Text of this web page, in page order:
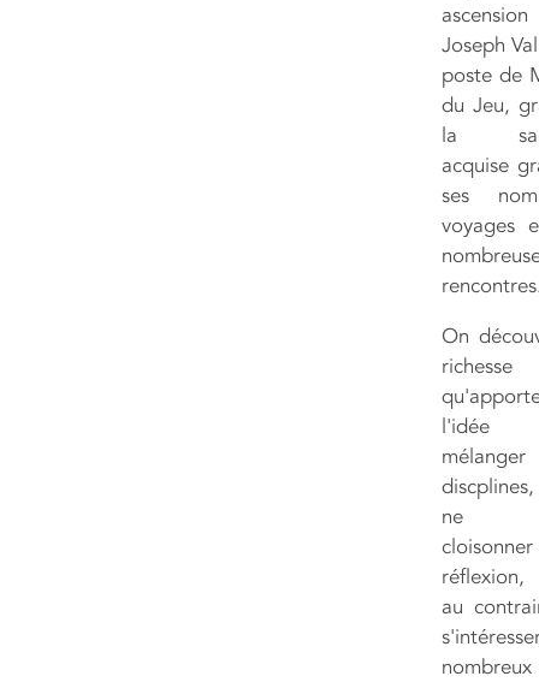
Joseph
poste de
du Jeu,
la
acquise
ses
voyages
On
richesse
l'idée
ne
au
nombreux